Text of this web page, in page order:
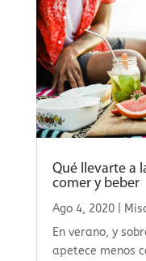
Qué llevarte a
comer y beber
Ago 4, 2020|
En verano, y
apetece menos